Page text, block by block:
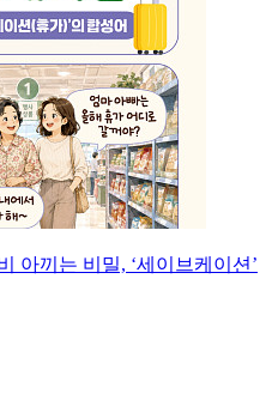
아끼는 비밀, ‘세이브케이션’